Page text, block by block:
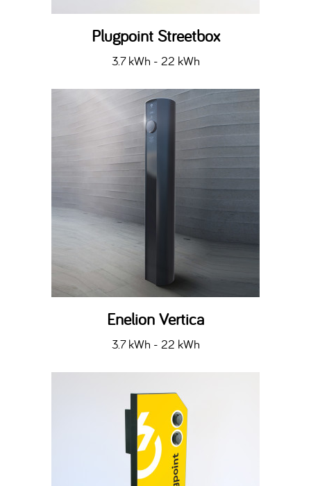
Plugpoint Streetbox
3.7 kWh - 22 kWh
Enelion Vertica
3.7 kWh - 22 kWh